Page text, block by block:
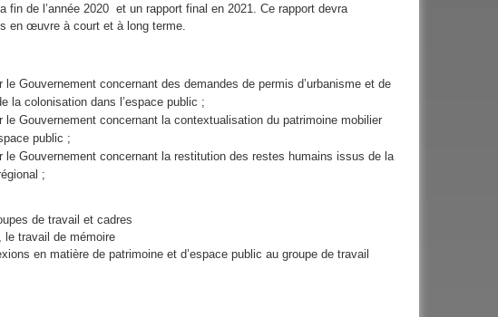
fin de l’année 2020 et un rapport final en 2021. Ce rapport devra
en œuvre à court et à long terme.
Gouvernement concernant des demandes de permis d’urbanisme et de
la colonisation dans l’espace public ;
Gouvernement concernant la contextualisation du patrimoine mobilier
public ;
Gouvernement concernant la restitution des restes humains issus de la
;
de travail et cadres
le travail de mémoire
en matière de patrimoine et d’espace public au groupe de travail